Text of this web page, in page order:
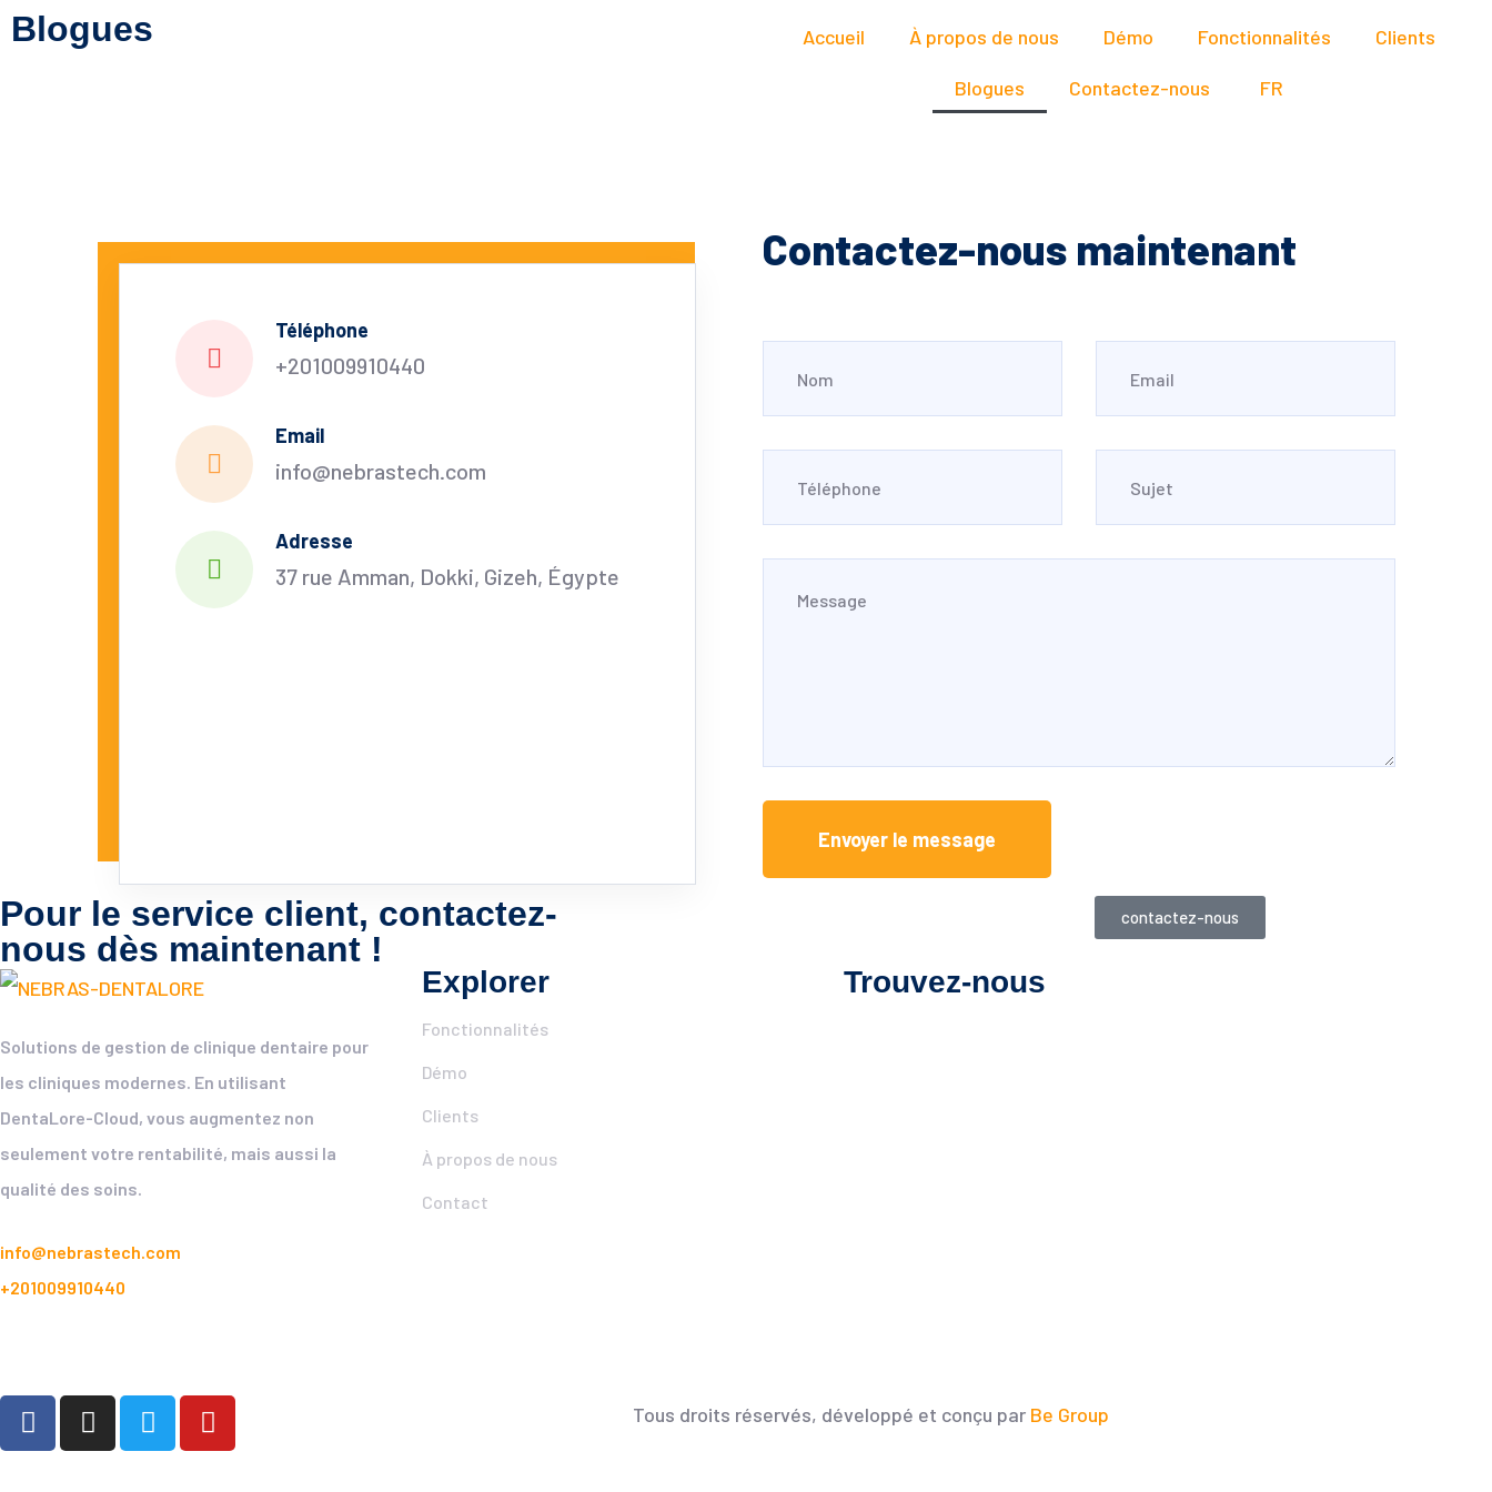
Accueil À propos de nous Démo Fonctionnalités Clients
Blogues Contactez-nous FR
Blogues
Téléphone
+201009910440
Email
info@nebrastech.com
Adresse
37 rue Amman, Dokki, Gizeh, Égypte
Contactez-nous maintenant
Envoyer le message
Pour le service client, contactez-
nous dès maintenant !
contactez-nous
Solutions de gestion de clinique dentaire pour
les cliniques modernes. En utilisant
DentaLore-Cloud, vous augmentez non
seulement votre rentabilité, mais aussi la
qualité des soins.
info@nebrastech.com
+201009910440
Explorer
Fonctionnalités
Démo
Clients
À propos de nous
Contact
Trouvez-nous
Tous droits réservés, développé et conçu par Be Group